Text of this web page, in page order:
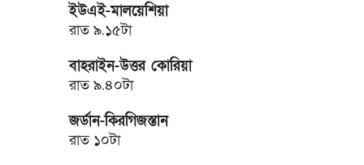
ইউএই-মালয়েশিয়া
রাত ৯.১৫টা
বাহরাইন-উত্তর কোরিয়া
রাত ৯.৪০টা
জর্ডান-কিরগিজস্তান
রাত ১০টা